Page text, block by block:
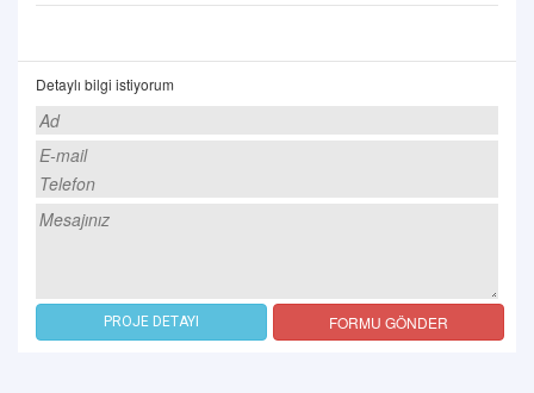
Detaylı bilgi istiyorum
PROJE DETAYI FORMU GÖNDER